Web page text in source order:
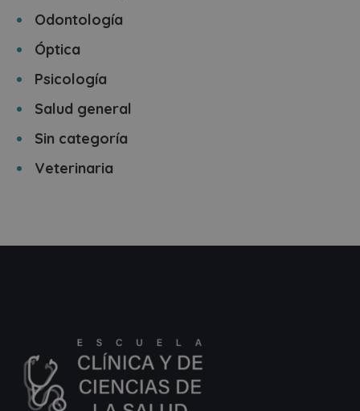
Odontología
Óptica
Psicología
Salud general
Sin categoría
Veterinaria